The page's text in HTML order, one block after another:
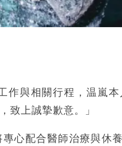
作與相關行程，温嵐
致上誠摯歉意。」
心配合醫師治療與休